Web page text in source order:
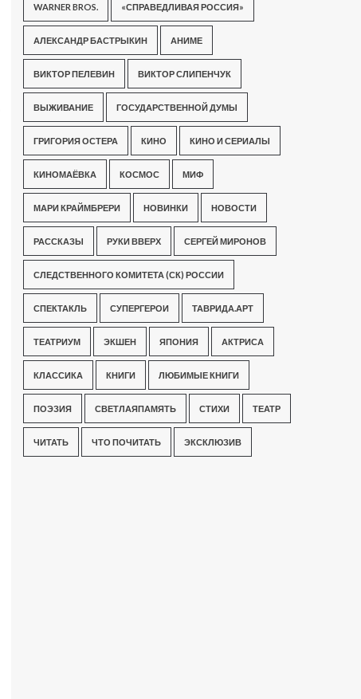
WARNER BROS. «СПРАВЕДЛИВАЯ РОССИЯ»
АЛЕКСАНДР БАСТРЫКИН АНИМЕ
ВИКТОР ПЕЛЕВИН ВИКТОР СЛИПЕНЧУК
ВЫЖИВАНИЕ ГОСУДАРСТВЕННОЙ ДУМЫ
ГРИГОРИЯ ОСТЕРА КИНО КИНО И СЕРИАЛЫ
КИНОМАЁВКА КОСМОС МИФ
МАРИ КРАЙМБРЕРИ НОВИНКИ НОВОСТИ
РАССКАЗЫ РУКИ ВВЕРХ СЕРГЕЙ МИРОНОВ
СЛЕДСТВЕННОГО КОМИТЕТА (СК) РОССИИ
СПЕКТАКЛЬ СУПЕРГЕРОИ ТАВРИДА.АРТ
ТЕАТРИУМ ЭКШЕН ЯПОНИЯ АКТРИСА
КЛАССИКА КНИГИ ЛЮБИМЫЕ КНИГИ
ПОЭЗИЯ СВЕТЛАЯПАМЯТЬ СТИХИ ТЕАТР
ЧИТАТЬ ЧТО ПОЧИТАТЬ ЭКСКЛЮЗИВ